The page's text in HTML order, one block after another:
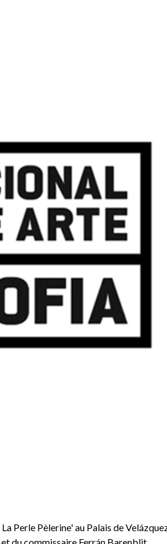
Perle Pèlerine' au Palais de